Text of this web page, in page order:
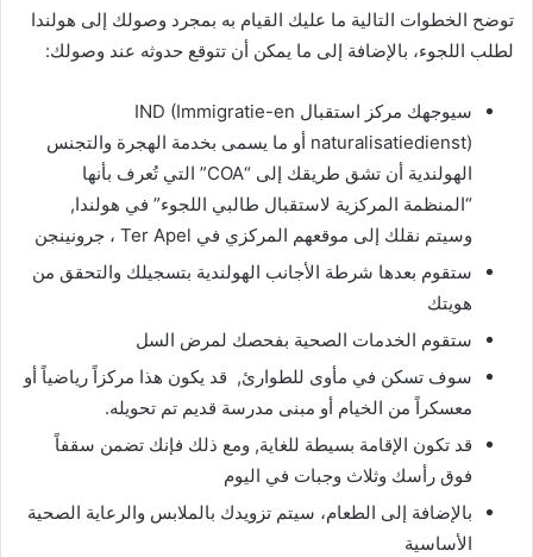
توضح الخطوات التالية ما عليك القيام به بمجرد وصولك إلى هولندا
لطلب اللجوء، بالإضافة إلى ما يمكن أن تتوقع حدوثه عند وصولك:
سيوجهك مركز استقبال IND (Immigratie-en
naturalisatiedienst) أو ما يسمى بخدمة الهجرة والتجنس
الهولندية أن تشق طريقك إلى “COA” التي تُعرف بأنها
“المنظمة المركزية لاستقبال طالبي اللجوء” في هولندا,
وسيتم نقلك إلى موقعهم المركزي في Ter Apel ، جرونينجن
ستقوم بعدها شرطة الأجانب الهولندية بتسجيلك والتحقق من
هويتك
ستقوم الخدمات الصحية بفحصك لمرض السل
سوف تسكن في مأوى للطوارئ, قد يكون هذا مركزاً رياضياً أو
معسكراً من الخيام أو مبنى مدرسة قديم تم تحويله.
قد تكون الإقامة بسيطة للغاية, ومع ذلك فإنك تضمن سقفاً
فوق رأسك وثلاث وجبات في اليوم
بالإضافة إلى الطعام، سيتم تزويدك بالملابس والرعاية الصحية
الأساسية